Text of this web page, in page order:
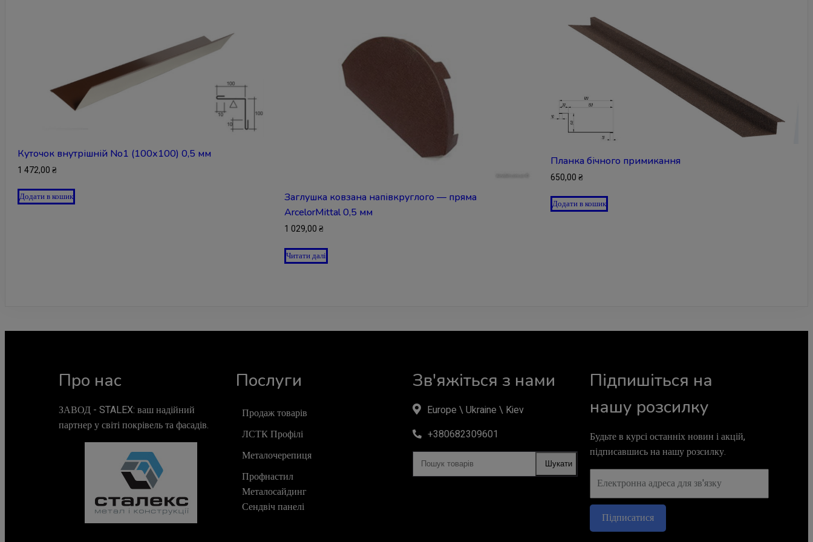
Куточок внутрішній No1 (100х100) 0,5 мм
1 472,00 ₴
Додати в кошик
Заглушка ковзана напівкруглого — пряма
ArcelorMittal 0,5 мм
1 029,00 ₴
Читати далі
Планка бічного примикання
650,00₴
Додати в кошик
Про нас
ЗАВОД - STALEX: ваш надійний
партнер у світі покрівель та фасадів.
Послуги
Продаж товарів
ЛСТК Профілі
Металочерепиця
Профнастил
Металосайдинг
Сендвіч панелі
Зв'яжіться з нами
Europe \ Ukraine \ Kiev
+380682309601
Шукати
Підпишіться на
нашу розсилку
Будьте в курсі останніх новин і акцій,
підписавшись на нашу розсилку.
Підписатися